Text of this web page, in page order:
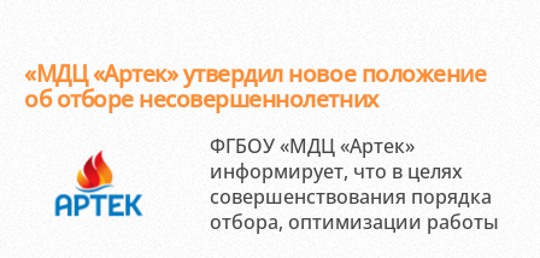
«МДЦ «Артек» утвердил новое положение
об отборе несовершеннолетних
ФГБОУ «МДЦ «Артек»
информирует, что в целях
совершенствования порядка
отбора, оптимизации работы